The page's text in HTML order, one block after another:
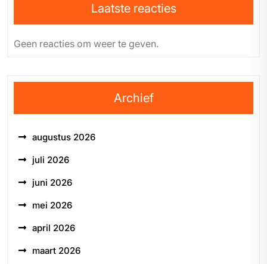
Laatste reacties
Geen reacties om weer te geven.
Archief
augustus 2026
juli 2026
juni 2026
mei 2026
april 2026
maart 2026